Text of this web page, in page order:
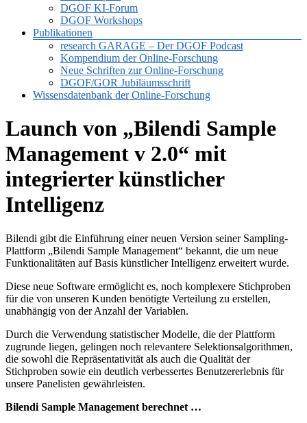
DGOF KI-Forum
DGOF Workshops
Publikationen
research GARAGE – Der DGOF Podcast
Kompendium der Online-Forschung
Neue Schriften zur Online-Forschung
DGOF/GOR Jubiläumsschrift
Wissensdatenbank der Online-Forschung
Launch von „Bilendi Sample
Management v 2.0“ mit
integrierter künstlicher
Intelligenz
Bilendi gibt die Einführung einer neuen Version seiner Sampling-
Plattform „Bilendi Sample Management“ bekannt, die um neue
Funktionalitäten auf Basis künstlicher Intelligenz erweitert wurde.
Diese neue Software ermöglicht es, noch komplexere Stichproben
für die von unseren Kunden benötigte Verteilung zu erstellen,
unabhängig von der Anzahl der Variablen.
Durch die Verwendung statistischer Modelle, die der Plattform
zugrunde liegen, gelingen noch relevantere Selektionsalgorithmen,
die sowohl die Repräsentativität als auch die Qualität der
Stichproben sowie ein deutlich verbessertes Benutzererlebnis für
unsere Panelisten gewährleisten.
Bilendi Sample Management berechnet …